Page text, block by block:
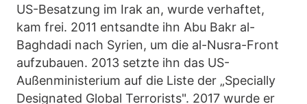
US-Besatzung im Irak an, wurde verhaftet,
kam frei. 2011 entsandte ihn Abu Bakr al-
Baghdadi nach Syrien, um die al-Nusra-Front
aufzubauen. 2013 setzte ihn das US-
Außenministerium auf die Liste der „Specially
Designated Global Terrorists". 2017 wurde er